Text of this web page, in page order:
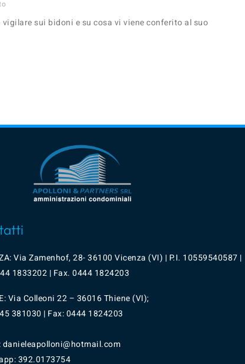
sui bidoni e su cosa vi viene conferito al suo
Via Zamenhof, 28- 36100 Vicenza (VI) | P.I. 10559540587 |
1833202 | Fax. 0444 1824203
Via Colleoni 22 – 36016 Thiene (VI);
381030 | Fax: 0444 1824203
danieleapolloni@hotmail.com
392.0173754